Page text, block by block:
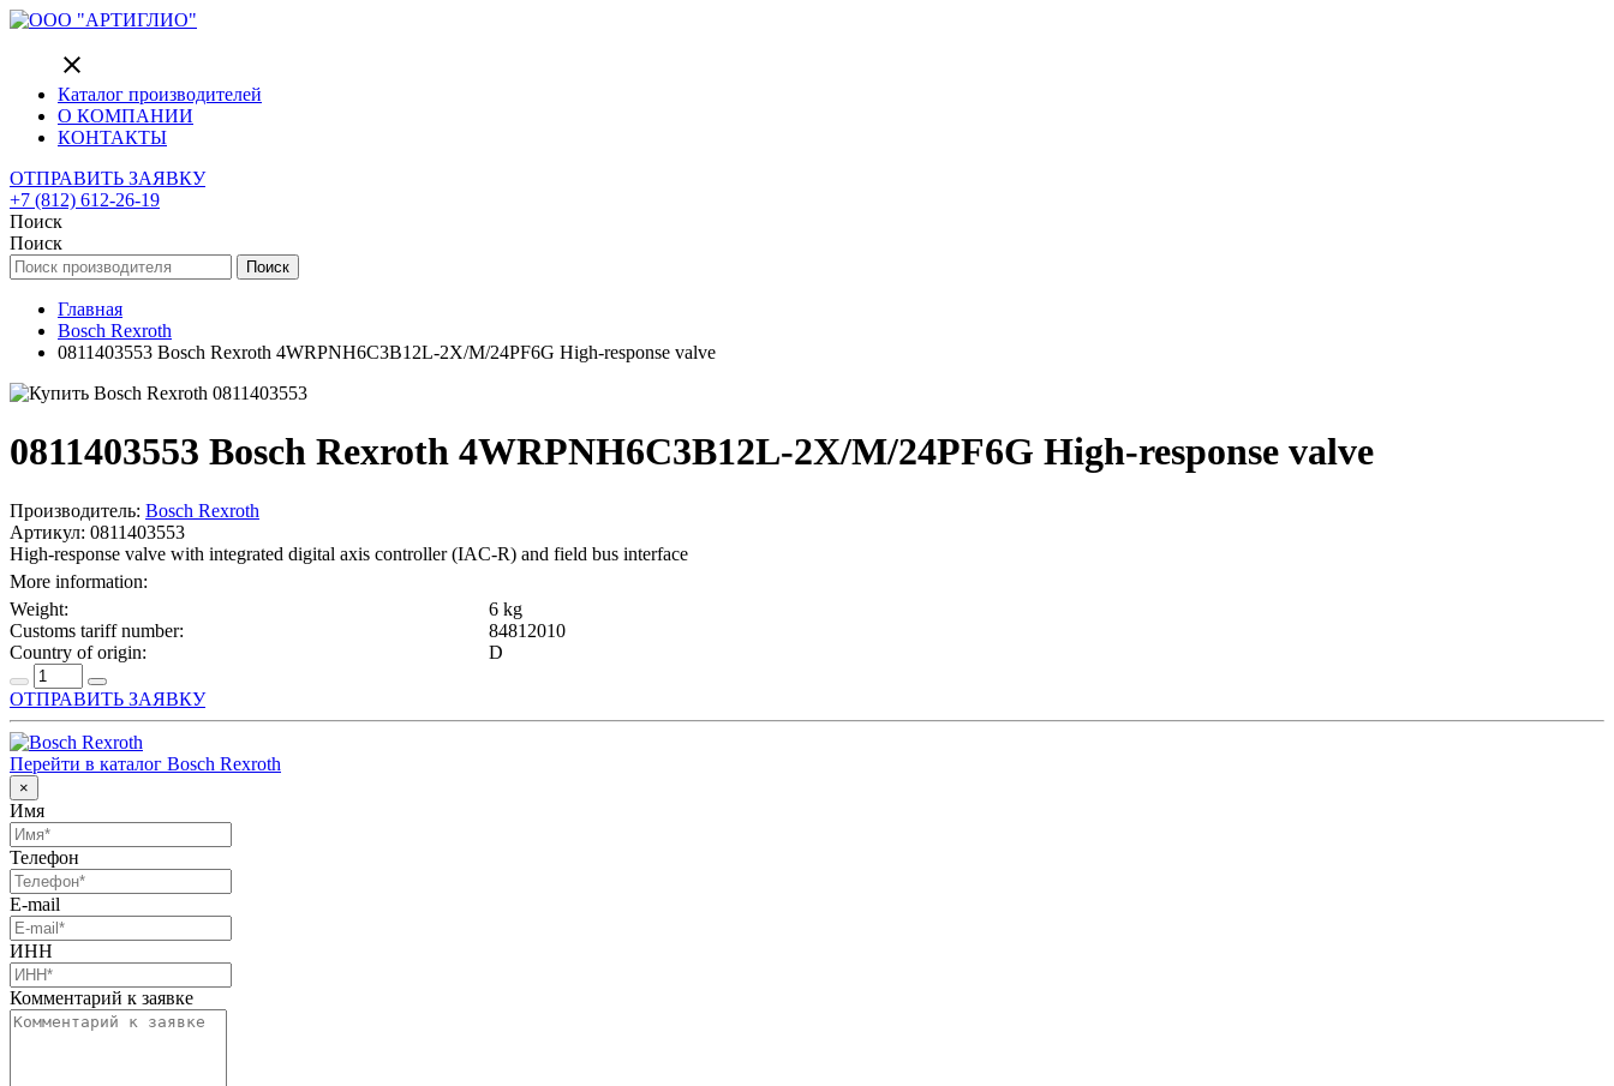
close
Каталог производителей
О КОМПАНИИ
КОНТАКТЫ
ОТПРАВИТЬ ЗАЯВКУ
+7 (812) 612-26-19
Поиск
Поиск
Поиск
Главная
Bosch Rexroth
0811403553 Bosch Rexroth 4WRPNH6C3B12L-2X/M/24PF6G High-response valve
0811403553 Bosch Rexroth 4WRPNH6C3B12L-2X/M/24PF6G High-response valve
Производитель: Bosch Rexroth
Артикул: 0811403553
High-response valve with integrated digital axis controller (IAC-R) and field bus interface
More information:
Weight:
6 kg
Customs tariff number:
84812010
Country of origin:
D
ОТПРАВИТЬ ЗАЯВКУ
Перейти в каталог Bosch Rexroth
×
Имя
Телефон
E-mail
ИНН
Комментарий к заявке